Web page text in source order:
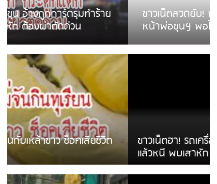
ชาวเน็ตสวดยับ! พบพม่าเร่ขายพวงมาลัย
หน้าพ่อขุนฯ พอไม่ซื้อเดินตาม
ชาวเน็ตฮา! รถเครื่องแม่สายชนป้ายร้านโลงศพ
แล้วหนี พบเสาหัก เบรคหัก หวิดได้ใช้บริการ